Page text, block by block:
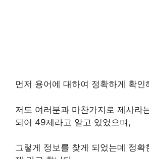
먼저 용어에 대하여 정확하게 확인
저도 여러분과 마찬가지로 제사라
되어 49제라고 알고 있었으며,
그렇게 정보를 찾게 되었는데 정